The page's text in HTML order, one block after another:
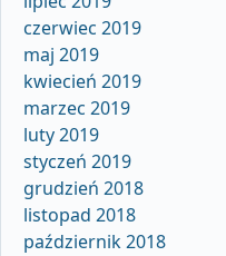
czerwiec 2019
maj 2019
kwiecień 2019
marzec 2019
luty 2019
styczeń 2019
grudzień 2018
listopad 2018
październik 2018